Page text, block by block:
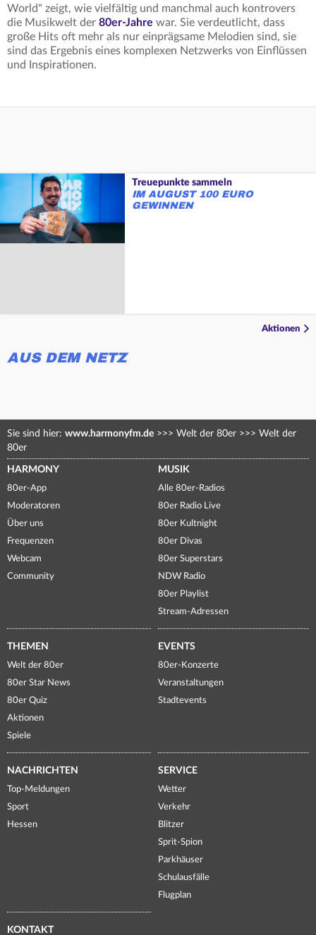
World" zeigt, wie vielfältig und manchmal auch kontrovers
die Musikwelt der 80er-Jahre war. Sie verdeutlicht, dass
große Hits oft mehr als nur einprägsame Melodien sind, sie
sind das Ergebnis eines komplexen Netzwerks von Einflüssen
und Inspirationen.
Treuepunkte sammeln
IM AUGUST 100 EURO
GEWINNEN
Aktionen
AUS DEM NETZ
Sie sind hier: www.harmonyfm.de >>> Welt der 80er >>> Welt der
80er
HARMONY
80er-App
Moderatoren
Über uns
Frequenzen
Webcam
Community
MUSIK
Alle 80er-Radios
80er Radio Live
80er Kultnight
80er Divas
80er Superstars
NDW Radio
80er Playlist
Stream-Adressen
THEMEN
Welt der 80er
80er Star News
80er Quiz
Aktionen
Spiele
EVENTS
80er-Konzerte
Veranstaltungen
Stadtevents
NACHRICHTEN
Top-Meldungen
Sport
Hessen
SERVICE
Wetter
Verkehr
Blitzer
Sprit-Spion
Parkhäuser
Schulausfälle
Flugplan
KONTAKT